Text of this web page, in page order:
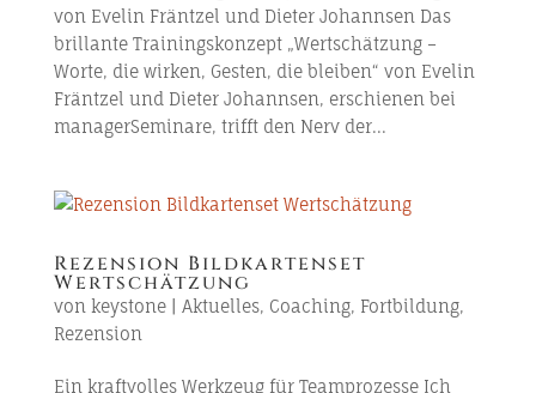
von Evelin Fräntzel und Dieter Johannsen Das
brillante Trainingskonzept „Wertschätzung –
Worte, die wirken, Gesten, die bleiben“ von Evelin
Fräntzel und Dieter Johannsen, erschienen bei
managerSeminare, trifft den Nerv der...
Rezension Bildkartenset
Wertschätzung
von keystone| Aktuelles, Coaching, Fortbildung,
Rezension
Ein kraftvolles Werkzeug für Teamprozesse Ich